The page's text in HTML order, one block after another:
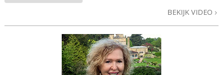
BEKIJK VIDEO